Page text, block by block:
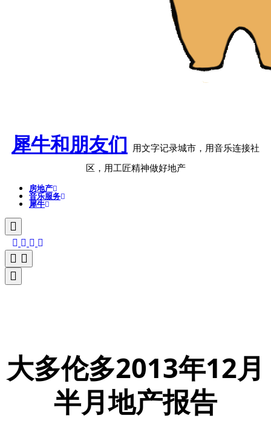
犀牛和朋友们 用文字记录城市，用音乐连接社
区，用工匠精神做好地产
房地产
音乐服务
犀牛
大多伦多2013年12月
半月地产报告